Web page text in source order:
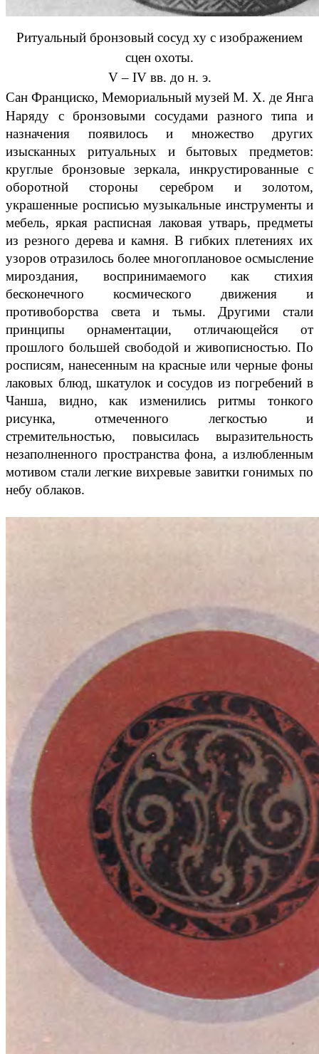
Ритуальный бронзовый сосуд ху с изображением
сцен охоты.
V – IV вв. до н. э.
Сан Франциско, Мемориальный музей М. X. де Янга
Наряду с бронзовыми сосудами разного типа и
назначения появилось и множество других
изысканных ритуальных и бытовых предметов:
круглые бронзовые зеркала, инкрустированные с
оборотной стороны серебром и золотом,
украшенные росписью музыкальные инструменты и
мебель, яркая расписная лаковая утварь, предметы
из резного дерева и камня. В гибких плетениях их
узоров отразилось более многоплановое осмысление
мироздания, воспринимаемого как стихия
бесконечного космического движения и
противоборства света и тьмы. Другими стали
принципы орнаментации, отличающейся от
прошлого большей свободой и живописностью. По
росписям, нанесенным на красные или черные фоны
лаковых блюд, шкатулок и сосудов из погребений в
Чанша, видно, как изменились ритмы тонкого
рисунка, отмеченного легкостью и
стремительностью, повысилась выразительность
незаполненного пространства фона, а излюбленным
мотивом стали легкие вихревые завитки гонимых по
небу облаков.